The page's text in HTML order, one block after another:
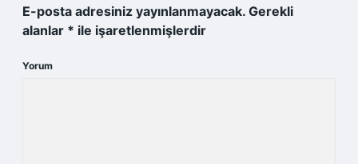
E-posta adresiniz yayınlanmayacak. Gerekli
alanlar * ile işaretlenmişlerdir
Yorum